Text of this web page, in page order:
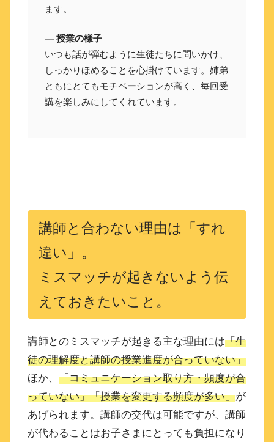
ます。
― 授業の様子
いつも話が弾むように生徒たちに問いかけ、
しっかりほめることを心掛けています。姉弟
ともにとてもモチベーションが高く、毎回受
講を楽しみにしてくれています。
講師と合わない理由は「すれ
違い」。
ミスマッチが起きないよう伝
えておきたいこと。
講師とのミスマッチが起きる主な理由には「生
徒の理解度と講師の授業進度が合っていない」
ほか、「コミュニケーション取り方・頻度が合
っていない」「授業を変更する頻度が多い」が
あげられます。講師の交代は可能ですが、講師
が代わることはお子さまにとっても負担になり